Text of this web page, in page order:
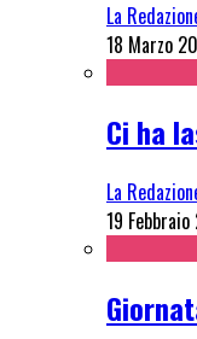
La
18 Marzo
Ci ha
La
19 Febbraio